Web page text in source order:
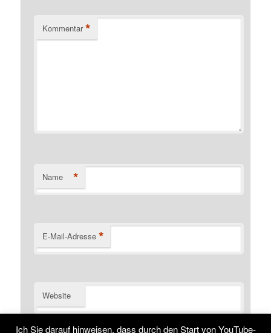
Kommentar *
Name *
E-Mail-Adresse *
Website
Name, E-Mail-Adresse und Website in diesem Browser
Ich Sie darauf hinweisen, dass durch den Start von YouTube-